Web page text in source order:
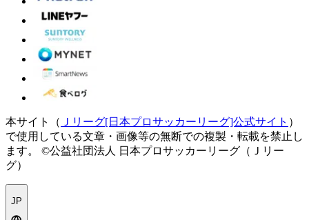
本サイト（ Ｊリーグ[日本プロサッカーリーグ]公式サイト ）
で使用している文章・画像等の無断での複製・転載を禁止し
ます。
©公益社団法人 日本プロサッカーリーグ（Ｊリー
グ）
JP